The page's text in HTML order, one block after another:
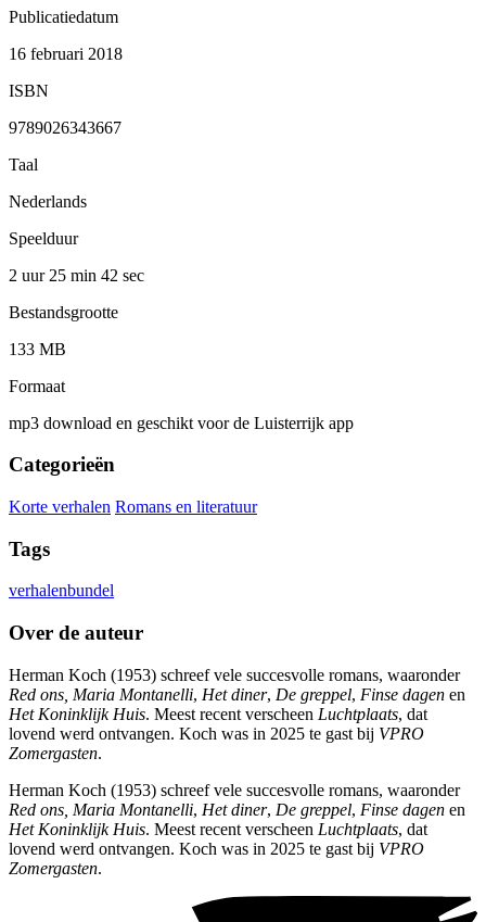
Publicatiedatum
16 februari 2018
ISBN
9789026343667
Taal
Nederlands
Speelduur
2 uur 25 min 42 sec
Bestandsgrootte
133 MB
Formaat
mp3 download en geschikt voor de Luisterrijk app
Categorieën
Korte verhalen Romans en literatuur
Tags
verhalenbundel
Over de auteur
Herman Koch (1953) schreef vele succesvolle romans, waaronder
Red ons, Maria Montanelli, Het diner, De greppel, Finse dagen en
Het Koninklijk Huis. Meest recent verscheen Luchtplaats, dat
lovend werd ontvangen. Koch was in 2025 te gast bij VPRO
Zomergasten.
Herman Koch (1953) schreef vele succesvolle romans, waaronder
Red ons, Maria Montanelli, Het diner, De greppel, Finse dagen en
Het Koninklijk Huis. Meest recent verscheen Luchtplaats, dat
lovend werd ontvangen. Koch was in 2025 te gast bij VPRO
Zomergasten.